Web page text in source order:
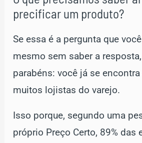
precificar um produto?
Se essa é a pergunta que
mesmo sem saber a
parabéns: você já se
muitos lojistas do varejo.
Isso porque, segundo uma
próprio Preço Certo, 89% das